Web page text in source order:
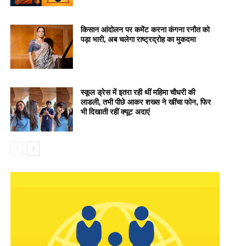
किसान आंदोलन पर कमेंट करना कंगना रनौत को
पड़ा भारी, अब चलेगा राष्ट्रद्रोह का मुकदमा
स्कूल ड्रेस में इतरा रही थीं महिमा चौधरी की
लाडली, तभी पीछे आकर शख्स ने खींचा फोन, फिर
भी दिखाती रहीं क्यूट अदाएं